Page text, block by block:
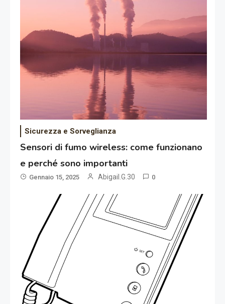
Sicurezza e Sorveglianza
Sensori di fumo wireless: come funzionano
e perché sono importanti
Gennaio 15, 2025 Abigail.G.30 0